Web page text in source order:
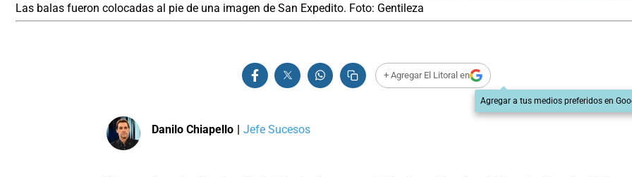
Las balas fueron colocadas al pie de una imagen de San Expedito. Foto: Gentileza
+ Agregar El Litoral en
Agregar a tus medios preferidos en
Danilo Chiapello | Jefe Sucesos